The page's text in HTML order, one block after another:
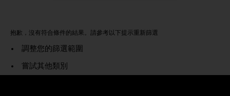
抱歉，沒有符合條件的結果。請參考以下提示重新篩選
調整您的篩選範圍
嘗試其他類別